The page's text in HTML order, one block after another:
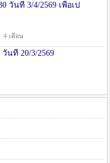
วันที่ 3/4/2569 เพื่อเป
4 เดือน
วันที่ 20/3/2569